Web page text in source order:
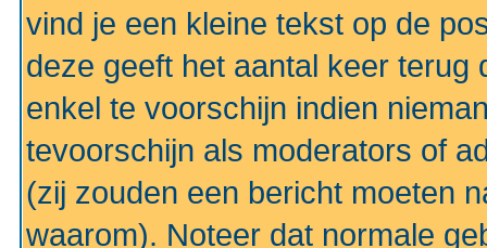
vind je een kleine tekst op de
deze geeft het aantal keer terug
enkel te voorschijn indien
tevoorschijn als moderators of
(zij zouden een bericht moeten
waarom). Noteer dat normale